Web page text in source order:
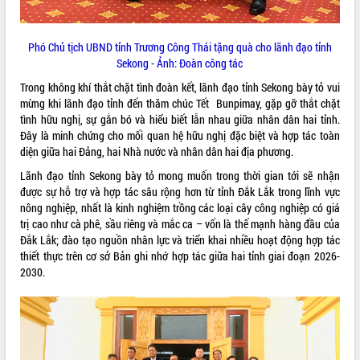
HĐND tỉnh thông qua điều chỉnh Quy
hoạch tỉnh thời kỳ 2021-2030
Hội thảo góp ý hồ sơ điều chỉnh quy
hoạch tỉnh Đắk Lắk thời kỳ 2021-2030,
Nâng cao hiệu quả hoạt động của các
doanh nghiệp nhà nước
Hội nghị triển khai kết nối mạng
truyền số liệu chuyên dùng phục vụ cơ
quan Đảng, Nhà nước
Lễ phát động chuỗi hoạt động chung
tay làm sạch môi trường
Xã Ea Kar bước chuyển mình trong
công tác cải cách hành chính mô hình
mới
UBND tỉnh họp báo định kỳ tháng 4
Hội thảo khoa học “Giải pháp thúc đẩy
phát triển nền kinh tế xanh tại tỉnh
Đắk Lắk”
Phó Chủ tịch UBND tỉnh Trương Công Thái tặng quà cho lãnh đạo tỉnh
Sekong - Ảnh: Đoàn công tác
Trong không khí thắt chặt tình đoàn kết, lãnh đạo tỉnh Sekong bày tỏ vui
mừng khi lãnh đạo tỉnh đến thăm chúc Tết Bunpimay, gặp gỡ thắt chặt
tình hữu nghị, sự gắn bó và hiểu biết lẫn nhau giữa nhân dân hai tỉnh.
Đây là minh chứng cho mối quan hệ hữu nghị đặc biệt và hợp tác toàn
diện giữa hai Đảng, hai Nhà nước và nhân dân hai địa phương.
Lãnh đạo tỉnh Sekong bày tỏ mong muốn trong thời gian tới sẽ nhận
được sự hỗ trợ và hợp tác sâu rộng hơn từ tỉnh Đắk Lắk trong lĩnh vực
nông nghiệp, nhất là kinh nghiệm trồng các loại cây công nghiệp có giá
trị cao như cà phê, sầu riêng và mắc ca – vốn là thế mạnh hàng đầu của
Đắk Lắk; đào tạo nguồn nhân lực và triển khai nhiều hoạt động hợp tác
thiết thực trên cơ sở Bản ghi nhớ hợp tác giữa hai tỉnh giai đoạn 2026-
2030.